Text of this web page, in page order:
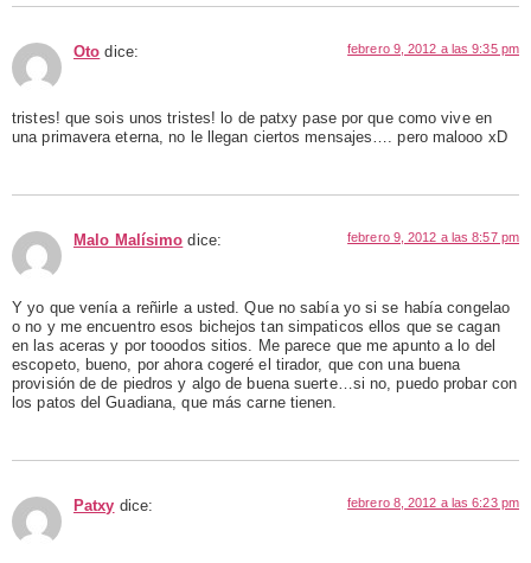
Oto dice: febrero 9, 2012 a las 9:35 pm
tristes! que sois unos tristes! lo de patxy pase por que como vive en
una primavera eterna, no le llegan ciertos mensajes…. pero malooo xD
Malo Malísimo dice: febrero 9, 2012 a las 8:57 pm
Y yo que venía a reñirle a usted. Que no sabía yo si se había congelao
o no y me encuentro esos bichejos tan simpaticos ellos que se cagan
en las aceras y por tooodos sitios. Me parece que me apunto a lo del
escopeto, bueno, por ahora cogeré el tirador, que con una buena
provisión de de piedros y algo de buena suerte…si no, puedo probar con
los patos del Guadiana, que más carne tienen.
Patxy dice: febrero 8, 2012 a las 6:23 pm